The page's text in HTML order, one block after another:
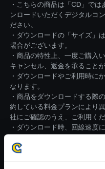
・こちらの商品は「CD」で
ンロードいただくデジタルコ
ださい。
・ダウンロードの「サイズ」
場合がございます。
・商品の特性上、一度ご購入
キャンセル、返金を承ることが
・ダウンロードやご利用時に
なります。
・商品をダウンロードする際
約している料金プランにより
社にご確認のうえ、ご利用くだ
・ダウンロード時、回線速度
※ご購入いただいたファイル